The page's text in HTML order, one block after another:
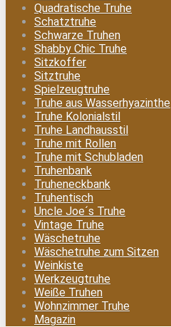
Quadratische Truhe
Schatztruhe
Schwarze Truhen
Shabby Chic Truhe
Sitzkoffer
Sitztruhe
Spielzeugtruhe
Truhe aus Wasserhyazinthe
Truhe Kolonialstil
Truhe Landhausstil
Truhe mit Rollen
Truhe mit Schubladen
Truhenbank
Truheneckbank
Truhentisch
Uncle Joe´s Truhe
Vintage Truhe
Wäschetruhe
Wäschetruhe zum Sitzen
Weinkiste
Werkzeugtruhe
Weiße Truhen
Wohnzimmer Truhe
Magazin